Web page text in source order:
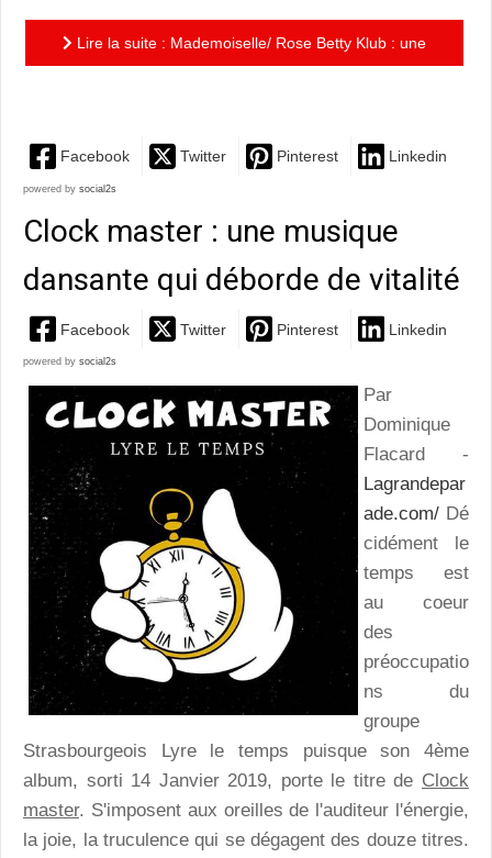
Lire la suite : Mademoiselle/ Rose Betty Klub : une
Facebook Twitter Pinterest Linkedin
powered by social2s
Clock master : une musique
dansante qui déborde de vitalité
Facebook Twitter Pinterest Linkedin
powered by social2s
Par
Dominique
Flacard -
Lagrandepar
ade.com/ Dé
cidément le
temps est
au coeur
des
préoccupatio
ns du
groupe
Strasbourgeois Lyre le temps puisque son 4ème
album, sorti 14 Janvier 2019, porte le titre de Clock
master. S'imposent aux oreilles de l'auditeur l'énergie,
la joie, la truculence qui se dégagent des douze titres.